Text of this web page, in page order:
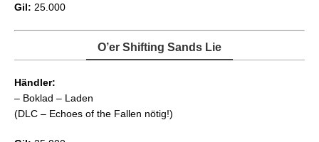
Gil: 25.000
O’er Shifting Sands Lie
Händler:
– Boklad – Laden
(DLC – Echoes of the Fallen nötig!)